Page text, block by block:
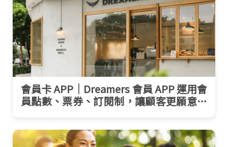
會員卡 APP｜Dreamers 會員 APP 運用會
員點數、票券、訂閱制，讓顧客更願意回